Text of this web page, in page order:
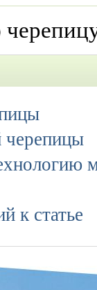
черепицы
к статье